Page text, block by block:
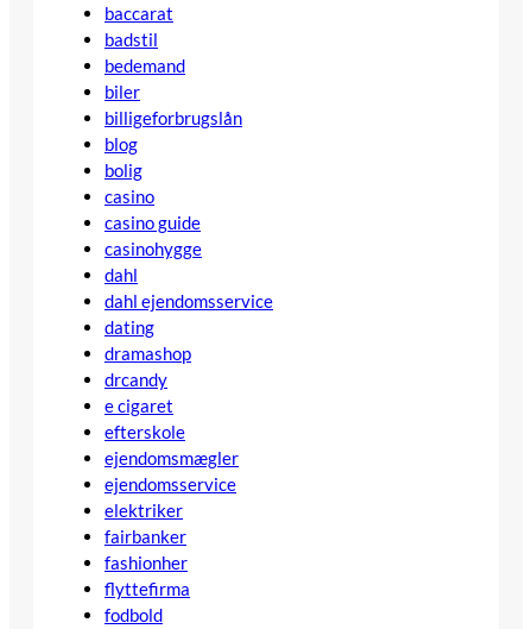
baccarat
badstil
bedemand
biler
billigeforbrugslån
blog
bolig
casino
casino guide
casinohygge
dahl
dahl ejendomsservice
dating
dramashop
drcandy
e cigaret
efterskole
ejendomsmægler
ejendomsservice
elektriker
fairbanker
fashionher
flyttefirma
fodbold